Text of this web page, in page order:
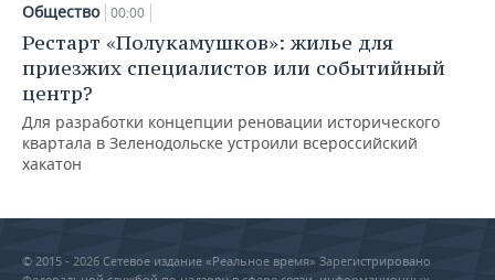
Общество 00:00
Рестарт «Полукамушков»: жилье для
приезжих специалистов или событийный
центр?
Для разработки концепции реновации исторического
квартала в Зеленодольске устроили всероссийский
хакатон
© 2015 - 2026 Сетевое издание «Реальное время» Зарегистрировано